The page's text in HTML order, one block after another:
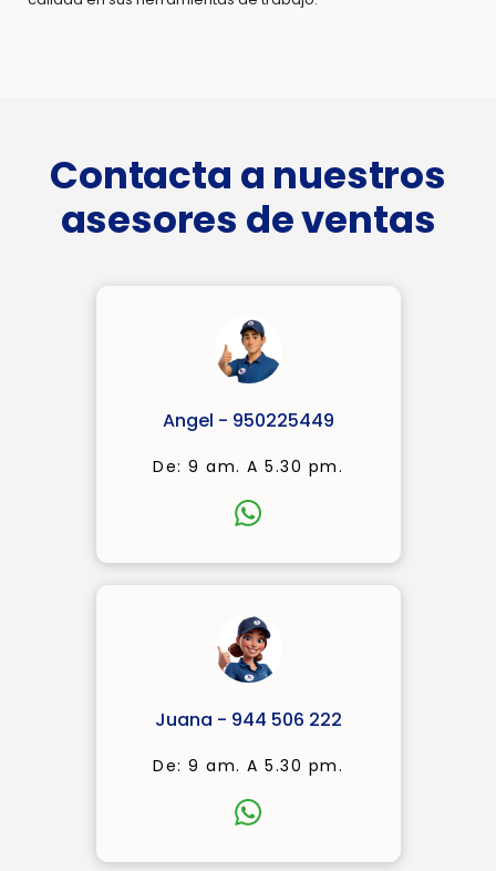
Contacta a nuestros
asesores de ventas
Angel - 950225449
De: 9 am. A 5.30 pm.
Juana - 944 506 222
De: 9 am. A 5.30 pm.